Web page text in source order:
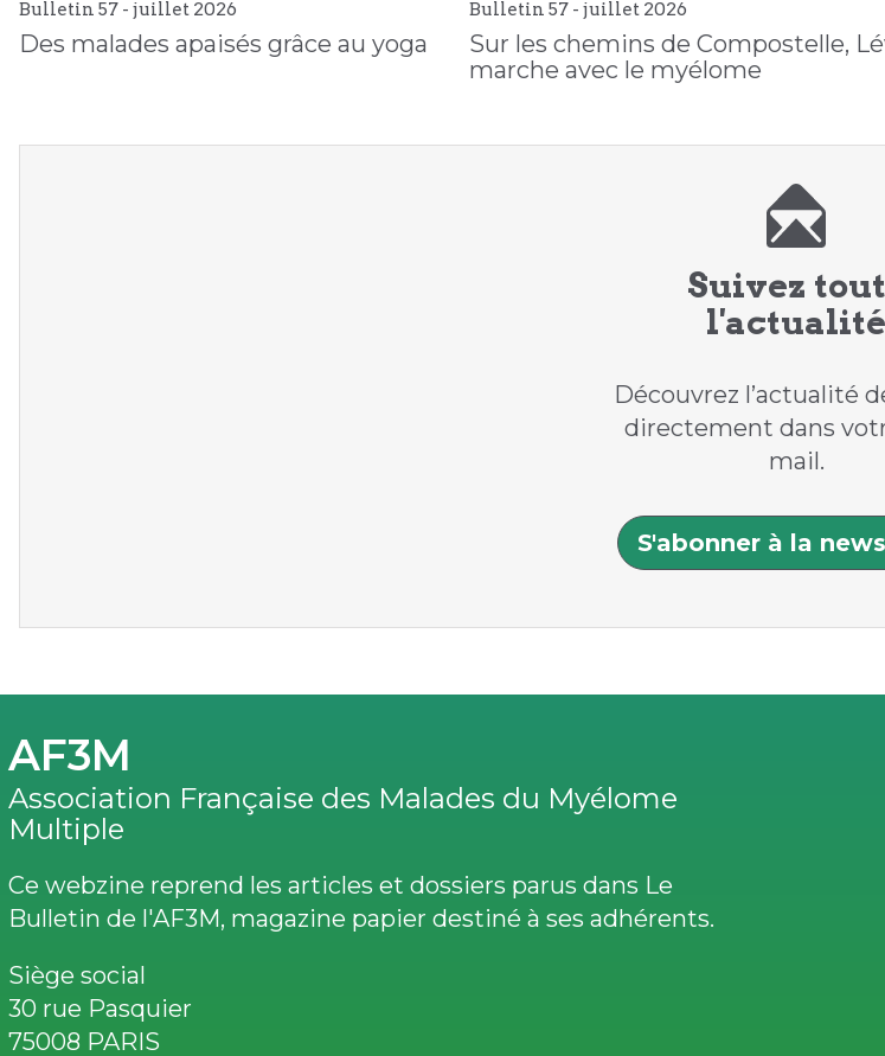
Bulletin 57 - juillet 2026
Des malades apaisés grâce au yoga
Bulletin 57 -juillet 2026
Sur les chemins de Compostelle,
marche avec le myélome
Suivez
l'actualité
Découvrez l’actualité
directement dans
mail.
S'abonner à la
AF3M
Association Française des Malades du Myélome
Multiple
Ce webzine reprend les articles et dossiers parus dans Le
Bulletin de l'AF3M, magazine papier destiné à ses adhérents.
Siège social
30 rue Pasquier
75008 PARIS